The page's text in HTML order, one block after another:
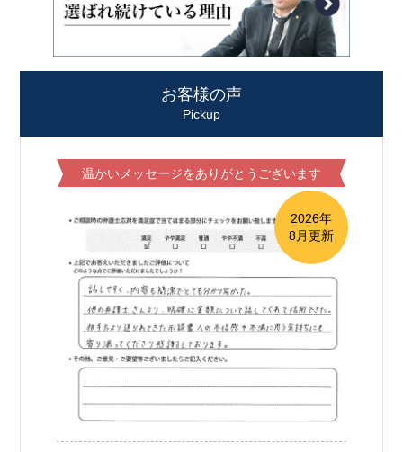
お客様の声
Pickup
温かいメッセージをありがとうございます
2026年
8月更新